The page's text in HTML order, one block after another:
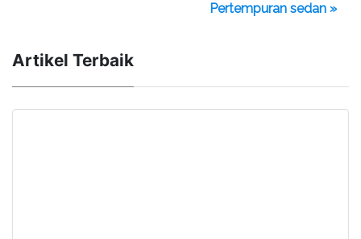
Pertempuran sedan »
Artikel Terbaik